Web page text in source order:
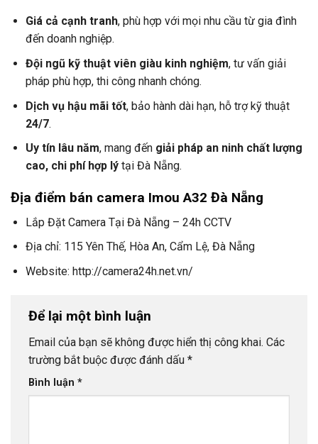
Giá cả cạnh tranh, phù hợp với mọi nhu cầu từ gia đình
đến doanh nghiệp.
Đội ngũ kỹ thuật viên giàu kinh nghiệm, tư vấn giải
pháp phù hợp, thi công nhanh chóng.
Dịch vụ hậu mãi tốt, bảo hành dài hạn, hỗ trợ kỹ thuật
24/7.
Uy tín lâu năm, mang đến giải pháp an ninh chất lượng
cao, chi phí hợp lýtại Đà Nẵng.
Địa điểm bán camera Imou A32 Đà Nẵng
Lắp Đặt Camera Tại Đà Nẵng – 24h CCTV
Địa chỉ: 115 Yên Thế, Hòa An, Cẩm Lệ, Đà Nẵng
Website: http://camera24h.net.vn/
Để lại một bình luận
Email của bạn sẽ không được hiển thị công khai. Các
trường bắt buộc được đánh dấu *
Bình luận *